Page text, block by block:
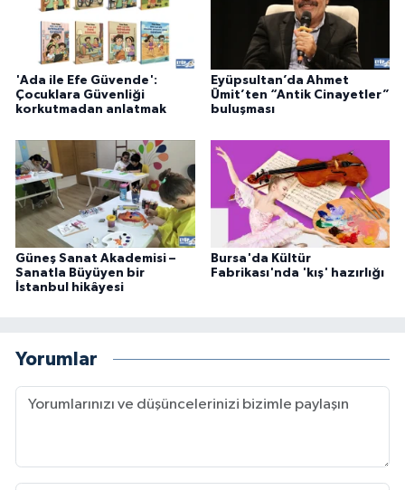
'Ada ile Efe Güvende':
Çocuklara Güvenliği
korkutmadan anlatmak
Eyüpsultan’da Ahmet
Ümit’ten “Antik Cinayetler”
buluşması
Güneş Sanat Akademisi –
Sanatla Büyüyen bir
İstanbul hikâyesi
Bursa'da Kültür
Fabrikası'nda 'kış' hazırlığı
Yorumlar